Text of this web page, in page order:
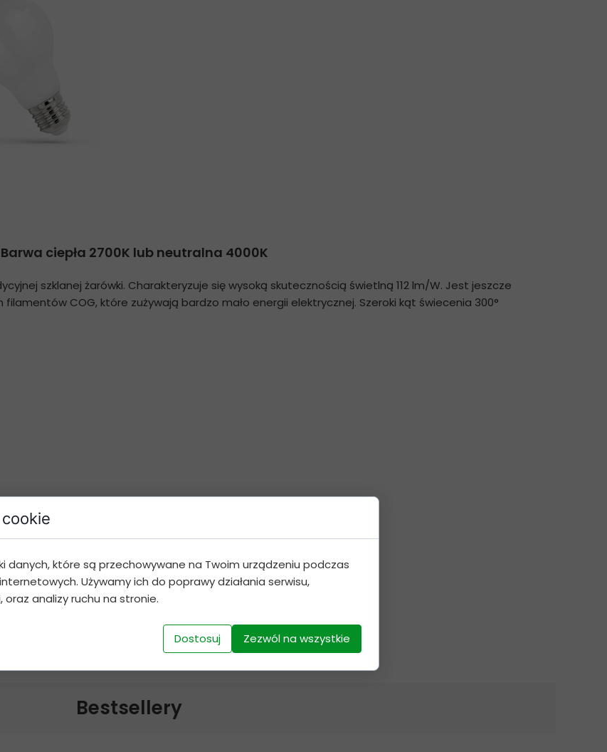
Barwa ciepła 2700K lub neutralna 4000K
szklanej żarówki. Charakteryzuje się wysoką skutecznością świetlną 112 lm/W. Jest jeszcze
COG, które zużywają bardzo mało energii elektrycznej. Szeroki kąt świecenia 300°
Bestsellery
danych, które są przechowywane na Twoim urządzeniu podczas
Używamy ich do poprawy działania serwisu,
analizy ruchu na stronie.
Dostosuj Zezwól na wszystkie